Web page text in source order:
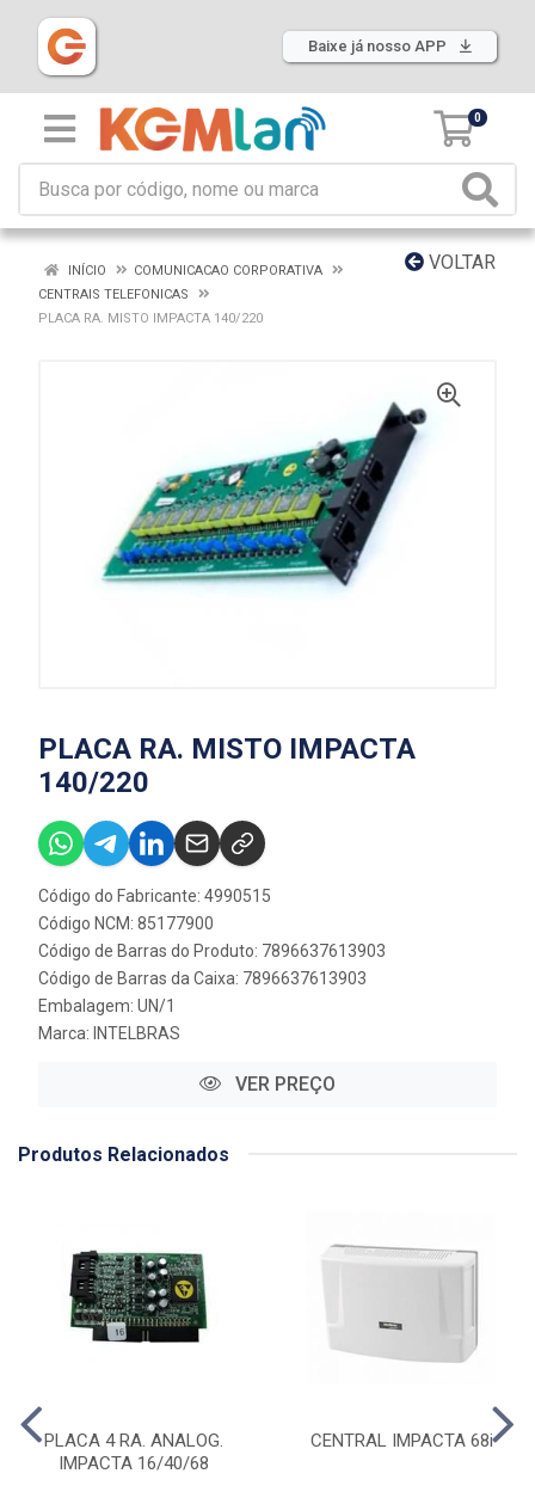
Baixe já nosso APP
0
VOLTAR
INÍCIO
COMUNICACAO CORPORATIVA
CENTRAIS TELEFONICAS
PLACA RA. MISTO IMPACTA 140/220
PLACA RA. MISTO IMPACTA
140/220
Código do Fabricante: 4990515
Código NCM: 85177900
Código de Barras do Produto: 7896637613903
Código de Barras da Caixa: 7896637613903
Embalagem: UN/1
Marca: INTELBRAS
VER PREÇO
Produtos Relacionados
PLACA 4 RA. ANALOG.
IMPACTA 16/40/68
CENTRAL IMPACTA 68i